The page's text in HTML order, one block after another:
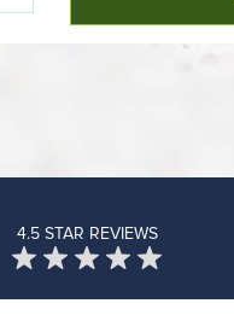
4.5 STAR REVIEWS